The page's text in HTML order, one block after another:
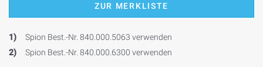
ZUR MERKLISTE
1)
Spion Best.-Nr. 840.000.5063 verwenden
2)
Spion Best.-Nr. 840.000.6300 verwenden